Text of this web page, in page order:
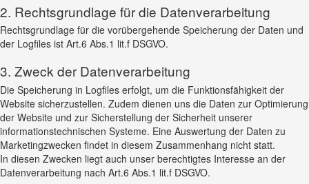
2. Rechtsgrundlage für die Datenverarbeitung
Rechtsgrundlage für die vorübergehende Speicherung der Daten und
der Logfiles ist Art.6 Abs.1 lit.f DSGVO.
3. Zweck der Datenverarbeitung
Die Speicherung in Logfiles erfolgt, um die Funktionsfähigkeit der
Website sicherzustellen. Zudem dienen uns die Daten zur Optimierung
der Website und zur Sicherstellung der Sicherheit unserer
informationstechnischen Systeme. Eine Auswertung der Daten zu
Marketingzwecken findet in diesem Zusammenhang nicht statt.
In diesen Zwecken liegt auch unser berechtigtes Interesse an der
Datenverarbeitung nach Art.6 Abs.1 lit.f DSGVO.